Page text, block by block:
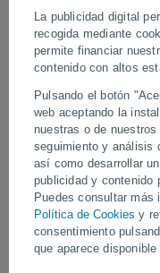
La publicidad digital
recogida mediante
permite financiar
contenido con altos
Pulsando el botón
web aceptando la
nuestras o de
seguimiento y análisis
así como desarrollar
publicidad y contenido
Puedes consultar más
Política de Cookies y
consentimiento
que aparece
Un tornado
Los primeros informes
ubicadas entre Prati
desprendió de una fuerte
Vídeos